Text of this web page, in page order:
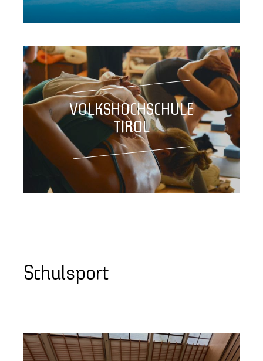
VOLKSHOCHSCHULE
TIROL
Schulsport